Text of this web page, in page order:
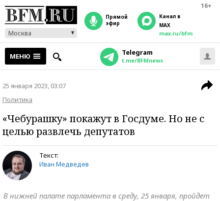
16+
Москва
прямой
эфир
Канал в
MAX
max.ru/bfm
МЕНЮ Telegram
t.me/BFMnews
25 января 2023, 03:07
Политика
«Чебурашку» покажут в Госдуме. Но не с
целью развлечь депутатов
Текст:
Иван Медведев
В нижней палате парламента в среду, 25 января, пройдет